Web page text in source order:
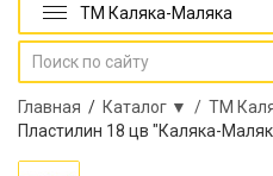
ТМ Каляка-Маляка
Главная / Каталог ▼ / ТМ
Пластилин 18 цв "Каляка-